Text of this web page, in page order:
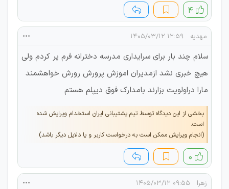
۴
مهدیه ۱۲:۵۹ ۱۴۰۵/۰۳/۱۲
سلام چند بار برای سرایداری مدرسه دخترانه فرم پر کردم ولی
هیچ خبری نشد ازمدیران اموزش پرورش رورش خواهشمند
مارا دراولویت بزارند بامدارک فوق دیپلم هستم
بخشی از این دیدگاه توسط تیم پشتیبانی ایران استخدام ویرایش شده
است.
(انجام ویرایش ممکن است به درخواست کاربر و یا دلایل دیگر باشد)
۰
زهرا ۰۹:۵۵ ۱۴۰۵/۰۳/۱۲